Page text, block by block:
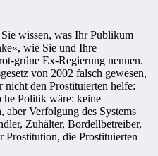
wissen, was Ihr Publikum
wie Sie und Ihre
grüne Ex-Regierung nennen.
von 2002 falsch gewesen,
nicht den Prostituierten helfe:
Politik wäre: keine
Verfolgung des Systems
Zuhälter, Bordellbetreiber,
Prostitution, die Prostituierten